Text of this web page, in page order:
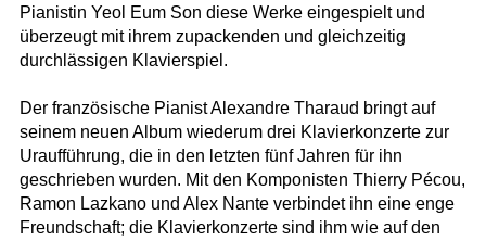
Pianistin Yeol Eum Son diese Werke eingespielt und
überzeugt mit ihrem zupackenden und gleichzeitig
durchlässigen Klavierspiel.
Der französische Pianist Alexandre Tharaud bringt auf
seinem neuen Album wiederum drei Klavierkonzerte zur
Uraufführung, die in den letzten fünf Jahren für ihn
geschrieben wurden. Mit den Komponisten Thierry Pécou,
Ramon Lazkano und Alex Nante verbindet ihn eine enge
Freundschaft; die Klavierkonzerte sind ihm wie auf den